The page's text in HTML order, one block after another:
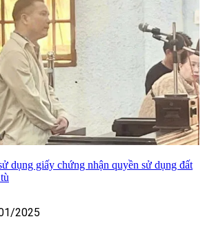
dụng giấy chứng nhận quyền sử dụng đất
2025